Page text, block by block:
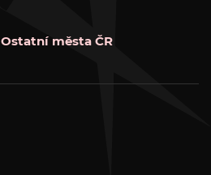
Ostatní města ČR